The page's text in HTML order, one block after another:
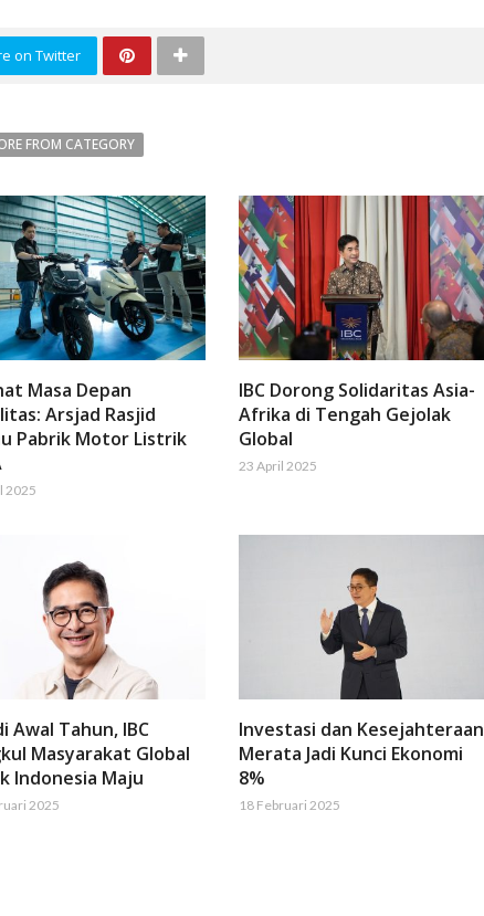
on Twitter
FROM CATEGORY
Masa Depan
Arsjad Rasjid
Pabrik Motor Listrik
2025
IBC Dorong Solidaritas Asia-
Afrika di Tengah Gejolak
Global
23 April 2025
Awal Tahun, IBC
Masyarakat Global
Indonesia Maju
2025
Investasi dan Kesejahteraan
Merata Jadi Kunci Ekonomi
8%
18 Februari 2025